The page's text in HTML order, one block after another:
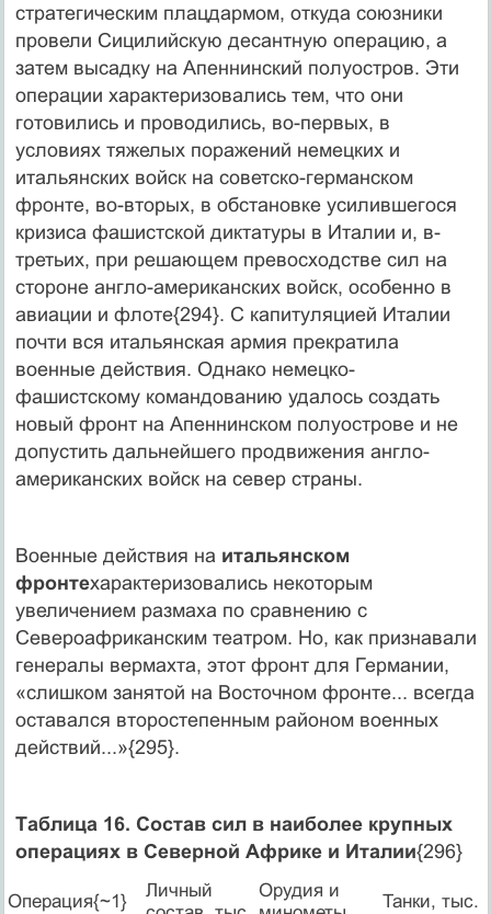
стратегическим плацдармом, откуда союзники
провели Сицилийскую десантную операцию, а
затем высадку на Апеннинский полуостров. Эти
операции характеризовались тем, что они
готовились и проводились, во-первых, в
условиях тяжелых поражений немецких и
итальянских войск на советско-германском
фронте, во-вторых, в обстановке усилившегося
кризиса фашистской диктатуры в Италии и, в-
третьих, при решающем превосходстве сил на
стороне англо-американских войск, особенно в
авиации и флоте{294}. С капитуляцией Италии
почти вся итальянская армия прекратила
военные действия. Однако немецко-
фашистскому командованию удалось создать
новый фронт на Апеннинском полуострове и не
допустить дальнейшего продвижения англо-
американских войск на север страны.
Военные действия на итальянском
фронтехарактеризовались некоторым
увеличением размаха по сравнению с
Североафриканским театром. Но, как признавали
генералы вермахта, этот фронт для Германии,
«слишком занятой на Восточном фронте... всегда
оставался второстепенным районом военных
действий...»{295}.
Таблица 16. Состав сил в наиболее крупных
операциях в Северной Африке и Италии{296}
Операция{~1}
Личный
Орудия и
Танки, тыс.